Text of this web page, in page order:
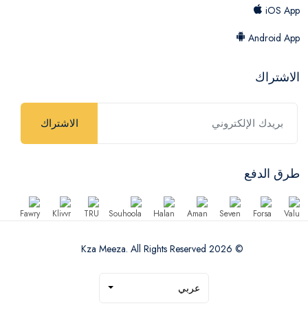
iOS App
Android App
الاشتراك
الاشتراك
طرق الدفع
© 2026 Kza Meeza. All Rights Reserved
عربي